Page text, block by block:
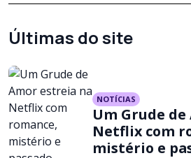
Últimas do site
NOTÍCIAS
Um Grude
Netflix com
mistério e